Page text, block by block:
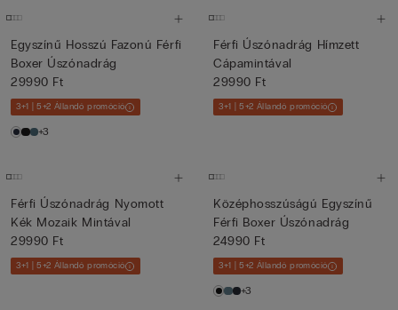
Egyszínű Hosszú Fazonú Férfi
Boxer Úszónadrág
29990 Ft
3+1 | 5+2 Állandó promóció
+3
Férfi Úszónadrág Hímzett
Cápamintával
29990 Ft
3+1 | 5+2 Állandó promóció
Férfi Úszónadrág Nyomott
Kék Mozaik Mintával
29990 Ft
3+1 | 5+2 Állandó promóció
Középhosszúságú Egyszínű
Férfi Boxer Úszónadrág
24990 Ft
3+1 | 5+2 Állandó promóció
+3